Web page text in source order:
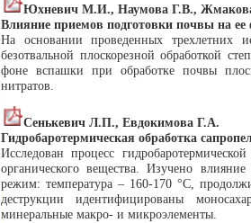
Юхневич М.И., Наумова Г.В.,
Влияние приемов подготовки почвы на ее
На основании проведенных трехлетних
безотвальной плоскорезной обработкой
фоне вспашки при обработке почвы
нитратов.
Сенькевич Л.П., Евдокимова Г.А.
Гидробаротермическая обработка
Исследован процесс
органического вещества. Изучено
режим: температура – 160-170 °С,
деструкции идентифицированы
минеральные макро- и микроэлементы.